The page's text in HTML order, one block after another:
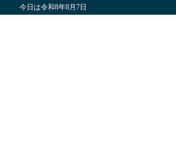
今日は令和8年8月7日